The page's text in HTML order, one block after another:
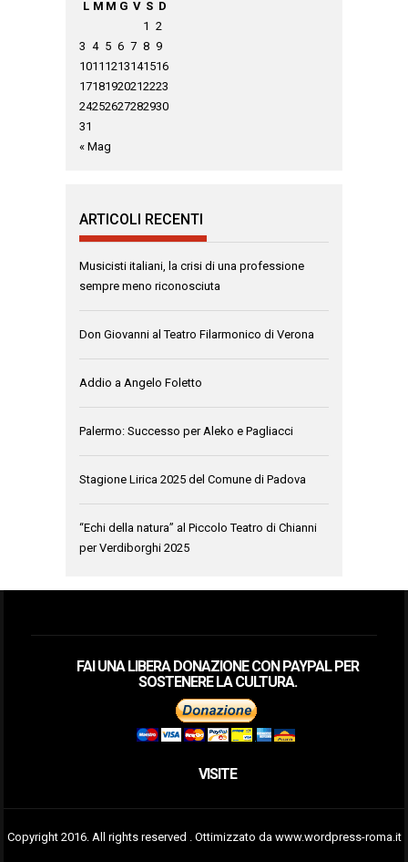
L M M G V S D
1 2
3 4 5 6 7 8 9
1011 1213141516
17181920212223
24252627282930
31
« Mag
ARTICOLI RECENTI
Musicisti italiani, la crisi di una professione
sempre meno riconosciuta
Don Giovanni al Teatro Filarmonico di Verona
Addio a Angelo Foletto
Palermo: Successo per Aleko e Pagliacci
Stagione Lirica 2025 del Comune di Padova
“Echi della natura” al Piccolo Teatro di Chianni
per Verdiborghi 2025
FAI UNA LIBERA DONAZIONE CON PAYPAL PER
SOSTENERE LA CULTURA.
VISITE
Copyright 2016. All rights reserved . Ottimizzato da www.wordpress-roma.it